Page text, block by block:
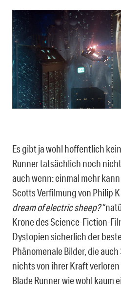
Es gibt ja wohl hoffentlich
Runner tatsächlich noch
auch wenn: einmal mehr
Scotts Verfilmung von Philip
dream of electric sheep?“
Krone des Science-Fiction-
Dystopien sicherlich der
Phänomenale Bilder, die
nichts von ihrer Kraft
Blade Runner wie wohl kaum